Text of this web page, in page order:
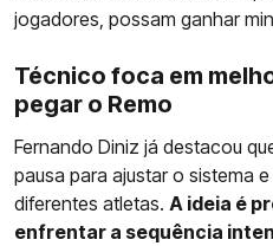
jogadores, possam ganhar
Técnico foca em
pegar o Remo
Fernando Diniz já destacou
pausa para ajustar o sistema
diferentes atletas. A ideia é
enfrentar a sequência